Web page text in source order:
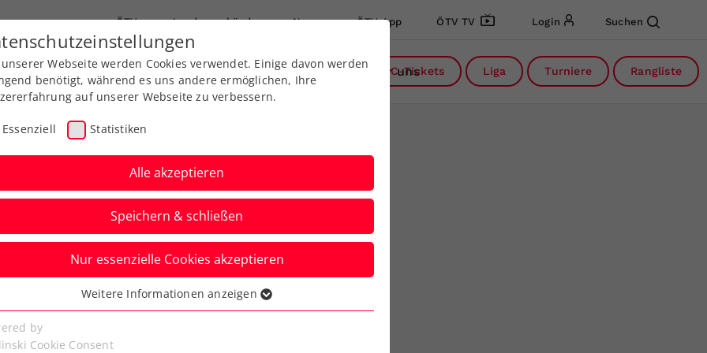
ÖTV Landesverbände News ÖTV App ÖTV TV Login Suchen
Leistungssport Ausbildung Services Über uns
DC-Tickets Liga Turniere Rangliste
Erfolgslauf von
Monfils gestoppt
Webseite werden Cookies verwendet. Einige davon werden
benötigt, während es uns andere ermöglichen, Ihre
auf unserer Webseite zu verbessern.
Essenziell Statistiken
Alle akzeptieren
Speichern & schließen
Nur essenzielle Cookies akzeptieren
Cookies werden für grundlegende Funktionen der
benötigt. Dadurch ist gewährleistet, dass die Webseite
Weitere Informationen anzeigen
by
Cookie Consent